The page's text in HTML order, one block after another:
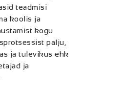
teadmisi
koolis ja
kogu
palju,
ja tulevikus ehk
ja